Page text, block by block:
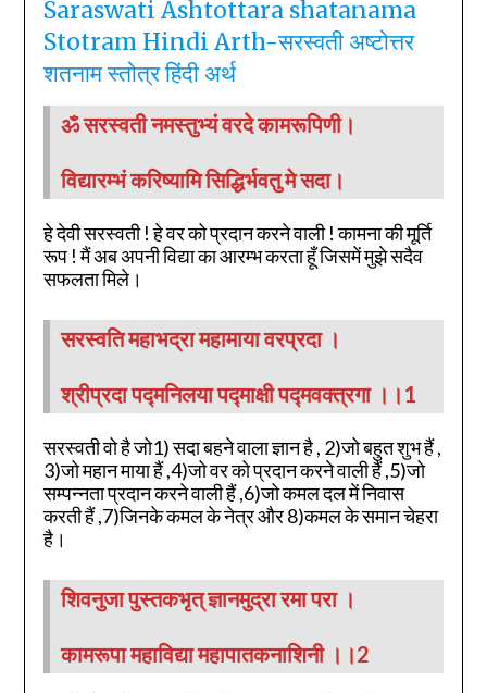
Saraswati Ashtottara shatanama
Stotram Hindi Arth-सरस्वती अष्टोत्तर
शतनाम स्तोत्र हिंदी अर्थ
ॐ सरस्वती नमस्तुभ्यं वरदे कामरूपिणी।
विद्यारम्भं करिष्यामि सिद्धिर्भवतु मे सदा।
हे देवी सरस्वती ! हे वर को प्रदान करने वाली ! कामना की मूर्ति
रूप ! मैं अब अपनी विद्या का आरम्भ करता हूँ जिसमें मुझे सदैव
सफलता मिले।
सरस्वति महाभद्रा महामाया वरप्रदा ।
श्रीप्रदा पद्मनिलया पद्माक्षी पद्मवक्त्रगा ।।1
सरस्वती वो है जो1) सदा बहने वाला ज्ञान है , 2)जो बहुत शुभ हैं ,
3)जो महान माया हैं ,4)जो वर को प्रदान करने वाली हैं ,5)जो
सम्पन्नता प्रदान करने वाली हैं ,6)जो कमल दल में निवास
करती हैं ,7)जिनके कमल के नेत्र और 8)कमल के समान चेहरा
है।
शिवनुजा पुस्तकभृत् ज्ञानमुद्रा रमा परा ।
कामरूपा महाविद्या महापातकनाशिनी ।।2